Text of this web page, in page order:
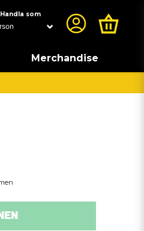
Handla som
Merchandise